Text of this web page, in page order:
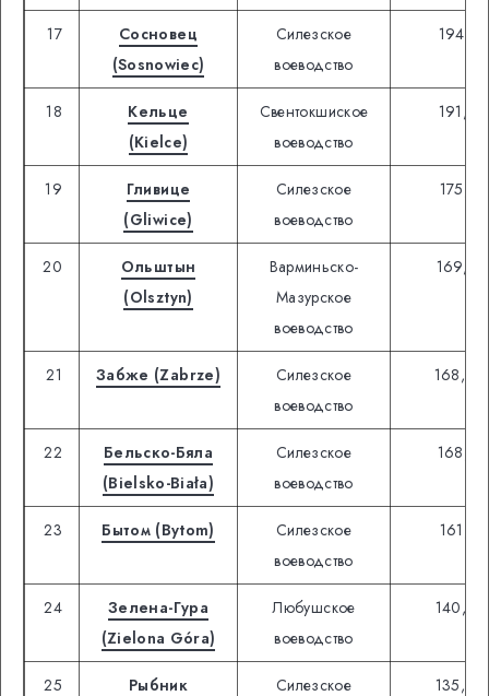
17
Сосновец
(Sosnowiec)
Силезское
воеводство
18
Кельце
(Kielce)
Свентокшиское
воеводство
19
Гливице
(Gliwice)
Силезское
воеводство
20
Ольштын
(Olsztyn)
Варминьско-
Мазурское
воеводство
21 Забже (Zabrze)
Силезское
воеводство
22
Бельско-Бяла
(Bielsko-Biała)
Силезское
воеводство
23 Бытом (Bytom)
Силезское
воеводство
24
Зелена-Гура
(Zielona Góra)
Любушское
воеводство
25 Рыбник Силезское